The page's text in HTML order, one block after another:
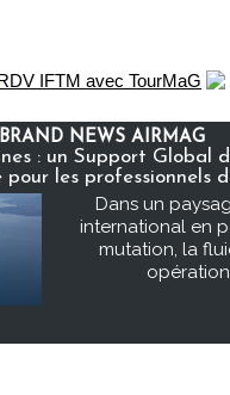
BRAND NEWS AIRMAG
: un Support Global
pour les professionnels
Dans un
international en
mutation, la